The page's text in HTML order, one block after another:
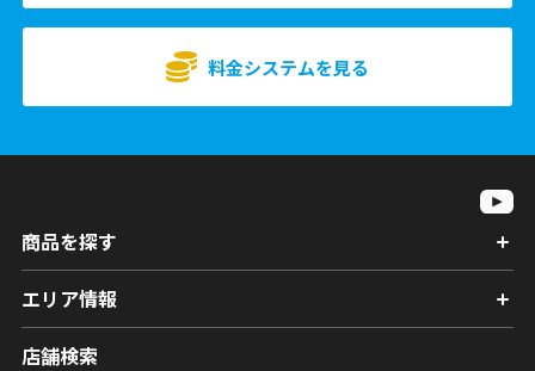
料金システムを見る
商品を探す
エリア情報
店舗検索